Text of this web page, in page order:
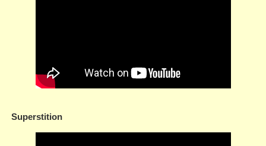
Superstition